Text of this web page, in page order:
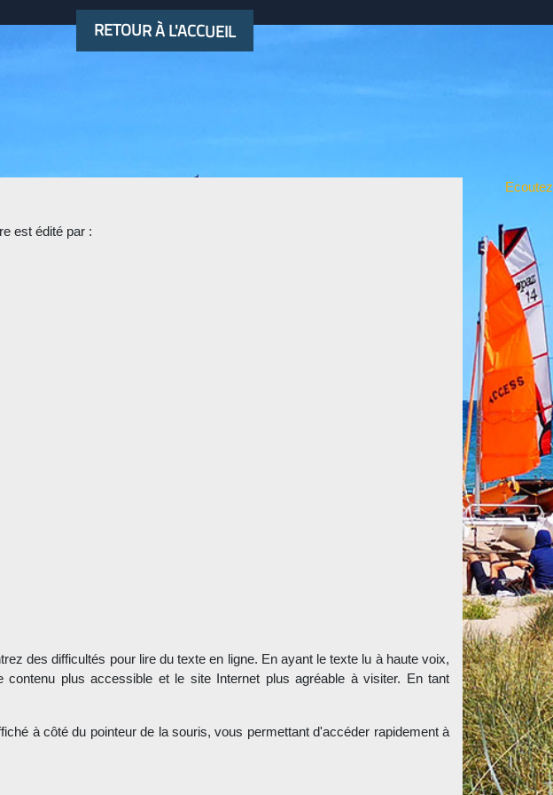
Ecoutez
RETOUR À L'ACCUEIL
est édité par :
des difficultés pour lire du texte en ligne. En ayant le texte lu à haute voix,
plus accessible et le site Internet plus agréable à visiter. En tant
à côté du pointeur de la souris, vous permettant d'accéder rapidement à